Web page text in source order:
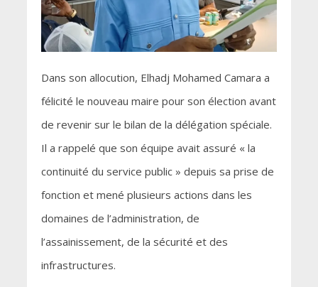
Dans son allocution, Elhadj Mohamed Camara a
félicité le nouveau maire pour son élection avant
de revenir sur le bilan de la délégation spéciale.
Il a rappelé que son équipe avait assuré « la
continuité du service public » depuis sa prise de
fonction et mené plusieurs actions dans les
domaines de l’administration, de
l’assainissement, de la sécurité et des
infrastructures.